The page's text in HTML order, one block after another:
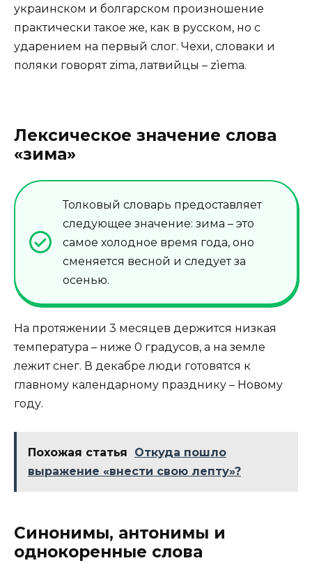
украинском и болгарском произношение
практически такое же, как в русском, но с
ударением на первый слог. Чехи, словаки и
поляки говорят zima, латвийцы – zìema.
Лексическое значение слова
«зима»
Толковый словарь предоставляет
следующее значение: зима – это
самое холодное время года, оно
сменяется весной и следует за
осенью.
На протяжении 3 месяцев держится низкая
температура – ниже 0 градусов, а на земле
лежит снег. В декабре люди готовятся к
главному календарному празднику – Новому
году.
Похожая статья
Откуда пошло
выражение «внести свою лепту»?
Синонимы, антонимы и
однокоренные слова